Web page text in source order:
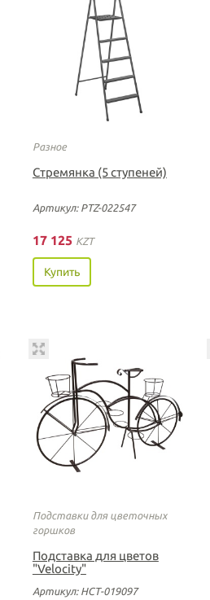
Разное
Стремянка (5 ступеней)
Артикул: PTZ-022547
17 125 KZT
Купить
Подставки для цветочных
горшков
Подставка для цветов
"Velocity"
Артикул: НСТ-019097